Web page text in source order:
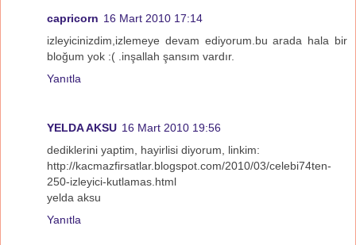
capricorn 16 Mart 2010 17:14
izleyicinizdim,izlemeye devam ediyorum.bu arada hala bir
bloğum yok :( .inşallah şansım vardır.
Yanıtla
YELDA AKSU 16 Mart 2010 19:56
dediklerini yaptim, hayirlisi diyorum, linkim:
http://kacmazfirsatlar.blogspot.com/2010/03/celebi74ten-
250-izleyici-kutlamas.html
yelda aksu
Yanıtla